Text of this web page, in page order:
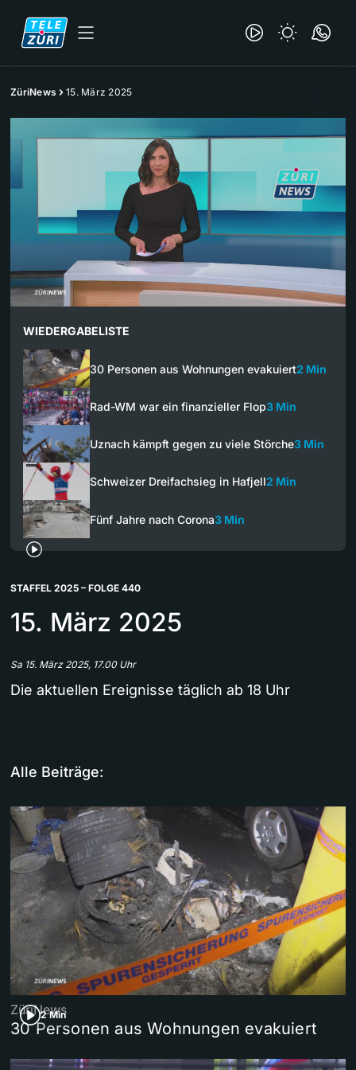
ZüriNews 15. März 2025
WIEDERGABELISTE
30 Personen aus Wohnungen evakuiert2 Min
Rad-WM war ein finanzieller Flop3 Min
Uznach kämpft gegen zu viele Störche3 Min
Schweizer Dreifachsieg in Hafjell2 Min
Fünf Jahre nach Corona3 Min
STAFFEL 2025 – FOLGE 440
15. März 2025
Sa 15. März 2025, 17.00 Uhr
Die aktuellen Ereignisse täglich ab 18 Uhr
Alle Beiträge:
2 Min
ZüriNews
30 Personen aus Wohnungen evakuiert